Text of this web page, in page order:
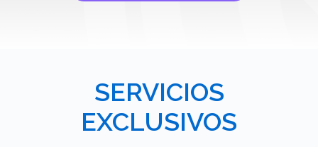
SERVICIOS
EXCLUSIVOS